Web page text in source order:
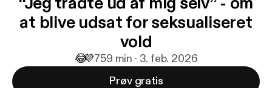
at blive udsat for seksualiseret
vold
😂💜759 min · 3. feb. 2026
Prøv gratis